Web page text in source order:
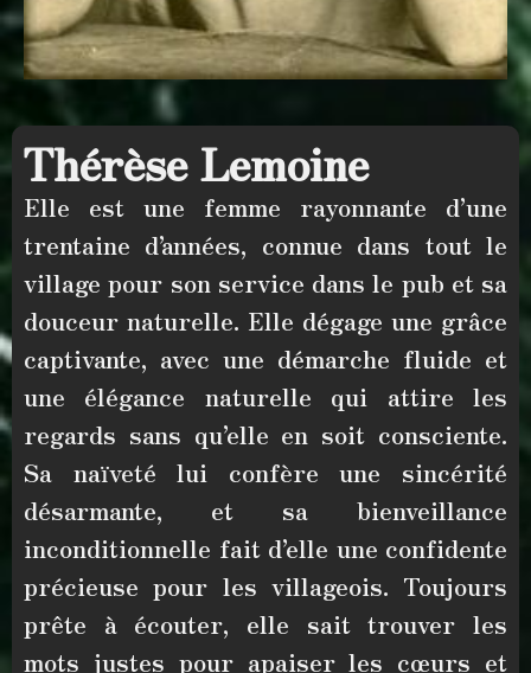
Thérèse Lemoine
Elle est une femme rayonnante d’une
trentaine d’années, connue dans tout le
village pour son service dans le pub et sa
douceur naturelle. Elle dégage une grâce
captivante, avec une démarche fluide et
une élégance naturelle qui attire les
regards sans qu’elle en soit consciente.
Sa naïveté lui confère une sincérité
désarmante, et sa bienveillance
inconditionnelle fait d’elle une confidente
précieuse pour les villageois. Toujours
prête à écouter, elle sait trouver les
mots justes pour apaiser les cœurs et